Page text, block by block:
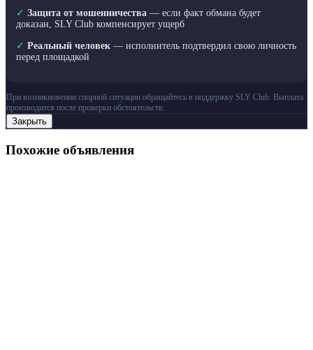
✓ Защита от мошенничества — если факт обмана будет
доказан, SLY Club компенсирует ущерб
✓ Реальный человек — исполнитель подтвердил свою личность
перед площадкой
При возникновении спорной ситуации обращайтесь в поддержку SLY Club. Выплата
производится после проверки обстоятельств.
Закрыть
Похожие объявления